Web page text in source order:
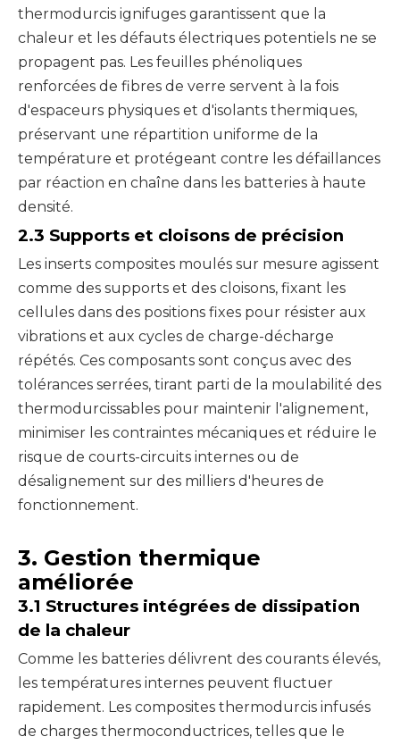
thermodurcis ignifuges garantissent que la
chaleur et les défauts électriques potentiels ne se
propagent pas. Les feuilles phénoliques
renforcées de fibres de verre servent à la fois
d'espaceurs physiques et d'isolants thermiques,
préservant une répartition uniforme de la
température et protégeant contre les défaillances
par réaction en chaîne dans les batteries à haute
densité.
2.3 Supports et cloisons de précision
Les inserts composites moulés sur mesure agissent
comme des supports et des cloisons, fixant les
cellules dans des positions fixes pour résister aux
vibrations et aux cycles de charge-décharge
répétés. Ces composants sont conçus avec des
tolérances serrées, tirant parti de la moulabilité des
thermodurcissables pour maintenir l'alignement,
minimiser les contraintes mécaniques et réduire le
risque de courts-circuits internes ou de
désalignement sur des milliers d'heures de
fonctionnement.
3. Gestion thermique
améliorée
3.1 Structures intégrées de dissipation
de la chaleur
Comme les batteries délivrent des courants élevés,
les températures internes peuvent fluctuer
rapidement. Les composites thermodurcis infusés
de charges thermoconductrices, telles que le